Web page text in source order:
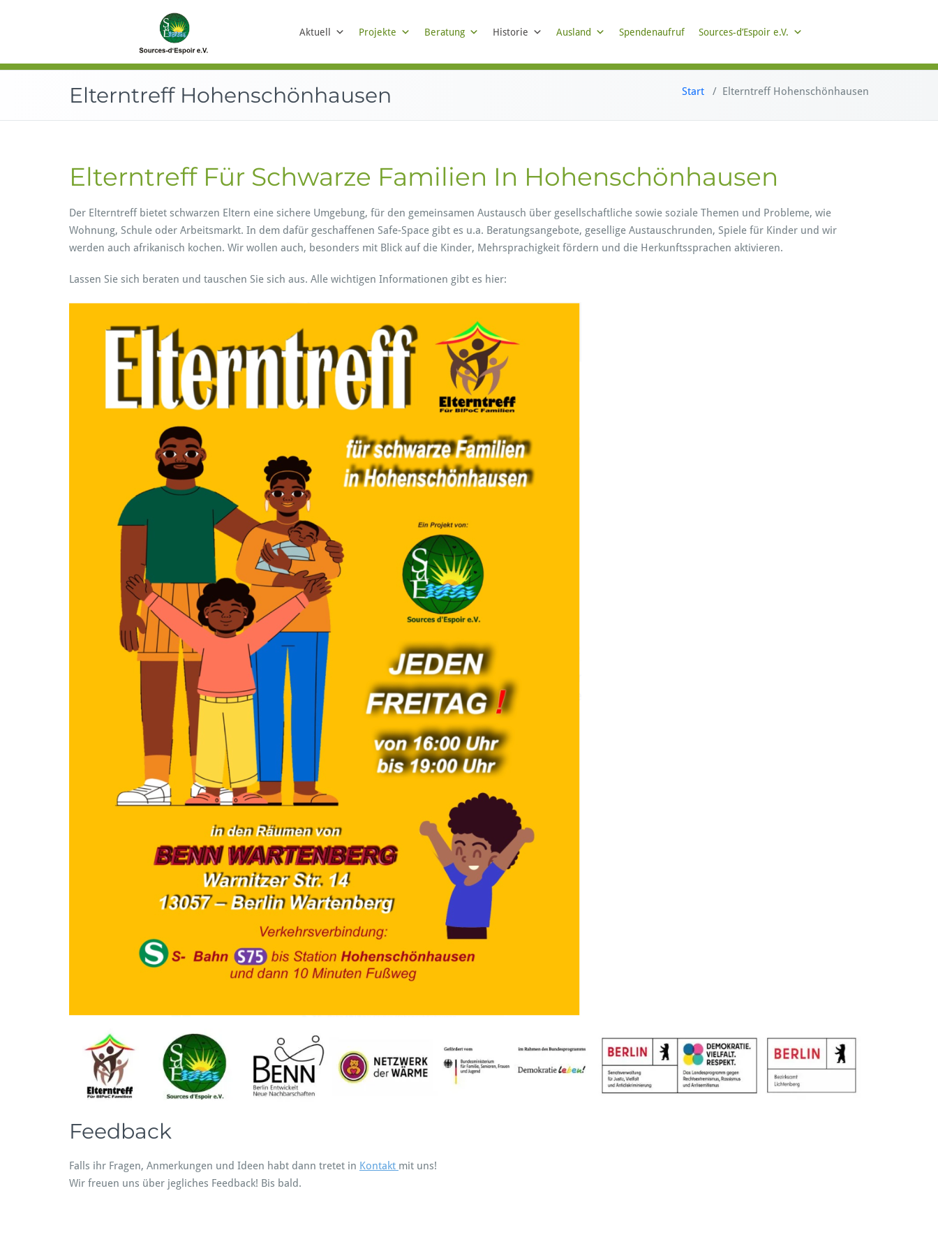
Sources-d´Espoir e. V.
Beratungen, Bildungs- und Entwicklungsarbeit
Aktuell Projekte Beratung Historie Ausland Spendenaufruf Sources-d’Espoir e.V.
Elterntreff Hohenschönhausen Start / Elterntreff Hohenschönhausen
Elterntreff Für Schwarze Familien In Hohenschönhausen
Der Elterntreff bietet schwarzen Eltern eine sichere Umgebung, für den gemeinsamen Austausch über gesellschaftliche sowie soziale Themen und Probleme, wie
Wohnung, Schule oder Arbeitsmarkt. In dem dafür geschaffenen Safe-Space gibt es u.a. Beratungsangebote, gesellige Austauschrunden, Spiele für Kinder und wir
werden auch afrikanisch kochen. Wir wollen auch, besonders mit Blick auf die Kinder, Mehrsprachigkeit fördern und die Herkunftssprachen aktivieren.
Lassen Sie sich beraten und tauschen Sie sich aus. Alle wichtigen Informationen gibt es hier:
Feedback
Falls ihr Fragen, Anmerkungen und Ideen habt dann tretet in Kontakt mit uns!
Wir freuen uns über jegliches Feedback! Bis bald.